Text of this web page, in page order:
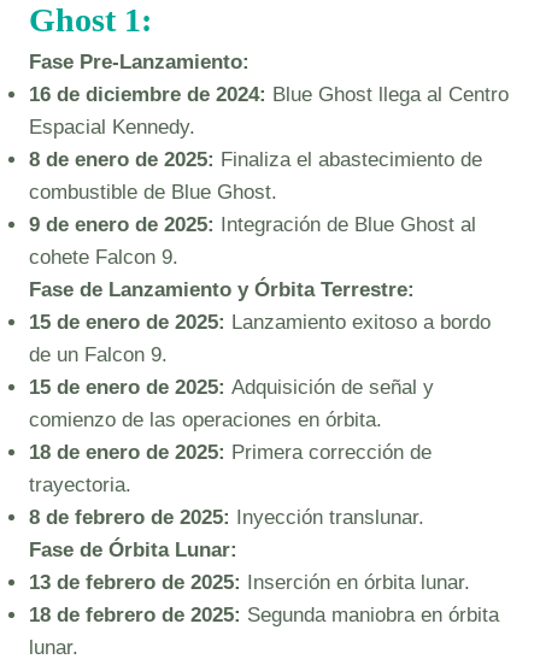
Ghost 1:
Fase Pre-Lanzamiento:
16 de diciembre de 2024: Blue Ghost llega al Centro
Espacial Kennedy.
8 de enero de 2025: Finaliza el abastecimiento de
combustible de Blue Ghost.
9 de enero de 2025:
Integración de Blue Ghost al
cohete Falcon 9.
Fase de Lanzamiento y Órbita Terrestre:
15 de enero de 2025: Lanzamiento exitoso a bordo
de un Falcon 9.
15 de enero de 2025: Adquisición de señal y
comienzo de las operaciones en órbita.
18 de enero de 2025: Primera corrección de
trayectoria.
8 de febrero de 2025:
Inyección translunar.
Fase de Órbita Lunar:
13 de febrero de 2025:
Inserción en órbita lunar.
18 de febrero de 2025: Segunda maniobra en órbita
lunar.